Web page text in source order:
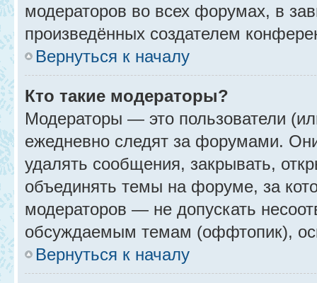
модераторов во всех форумах, в
произведённых создателем
Вернуться к началу
Кто такие модераторы?
Модераторы — это пользователи
ежедневно следят за форумами.
удалять сообщения, закрывать,
объединять темы на форуме, за
модераторов — не допускать
обсуждаемым темам (оффтопик),
Вернуться к началу